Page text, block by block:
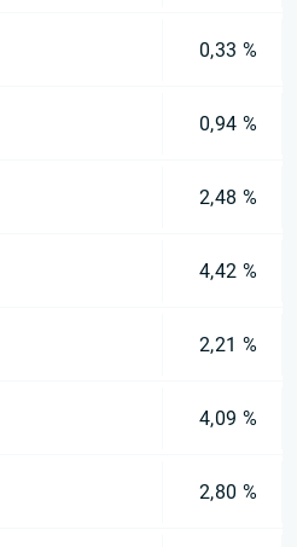
0,33 %
0,94 %
2,48 %
4,42 %
2,21 %
4,09 %
2,80 %